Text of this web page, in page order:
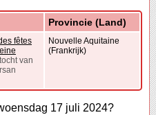
Provincie (Land)
fêtes
van
Nouvelle Aquitaine
(Frankrijk)
17 juli 2024?